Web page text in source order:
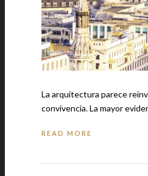
La arquitectura parece
convivencia. La
READ MORE